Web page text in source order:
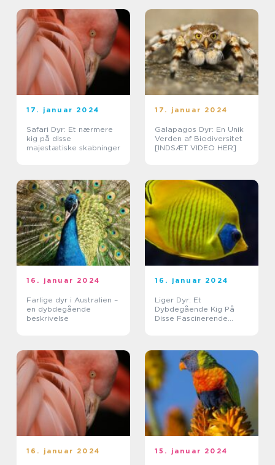
17. januar 2024
Safari Dyr: Et nærmere
kig på disse
majestætiske skabninger
17. januar 2024
Galapagos Dyr: En Unik
Verden af Biodiversitet
[INDSÆT VIDEO HER]
16. januar 2024
Farlige dyr i Australien –
en dybdegående
beskrivelse
16. januar 2024
Liger Dyr: Et
Dybdegående Kig På
Disse Fascinerende
16. januar 2024 15. januar 2024